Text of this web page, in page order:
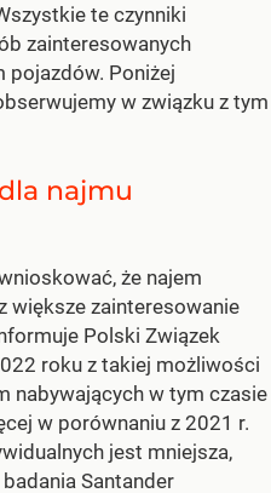
te czynniki
zainteresowanych
pojazdów. Poniżej
w związku z tym
najmu
że najem
większe zainteresowanie
Polski Związek
roku z takiej możliwości
nabywających w tym czasie
w porównaniu z 2021 r.
jest mniejsza,
badania Santander